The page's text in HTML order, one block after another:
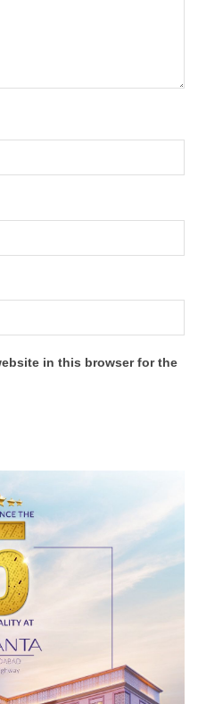
in this browser for the